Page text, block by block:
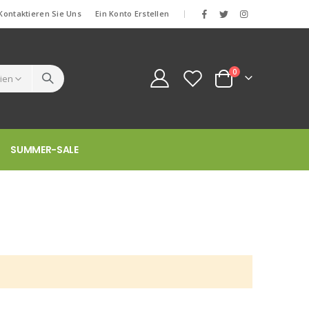
Sie Uns Ein Konto Erstellen |
Cart
0Artikel
SUMMER-SALE